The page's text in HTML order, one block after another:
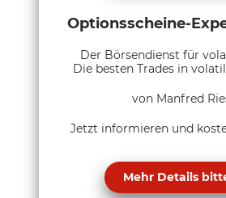
Optionsscheine-
Der Börsendienst für
Die besten Trades in
von Manfred
Jetzt informieren und
Mehr Details